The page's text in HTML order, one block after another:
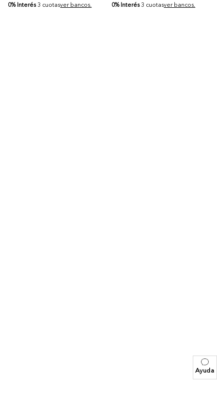
Ayuda
0% Interés 3 cuotasver bancos.
0% Interés 3 cuotasver bancos.